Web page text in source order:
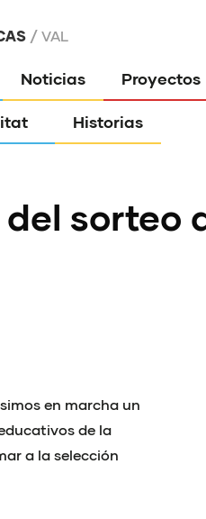
VAL
Noticias Proyectos
Historias
sorteo
en marcha un
de la
a la selección